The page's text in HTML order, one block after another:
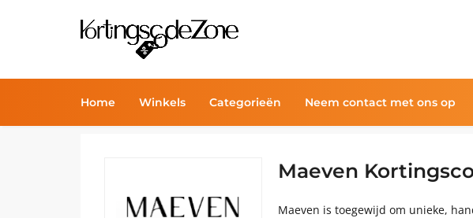
Home Winkels Categorieën Neem contact met ons op
Maeven
Maeven is toegewijd om unieke,